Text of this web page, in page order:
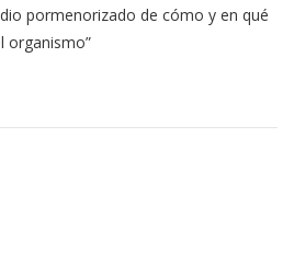
pormenorizado de cómo y en qué
organismo”